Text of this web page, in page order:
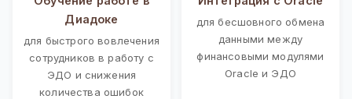
Диадоке
для быстрого вовлечения
сотрудников в работу с
ЭДО и снижения
количества ошибок
для бесшовного обмена
данными между
финансовыми модулями
Oracle и ЭДО